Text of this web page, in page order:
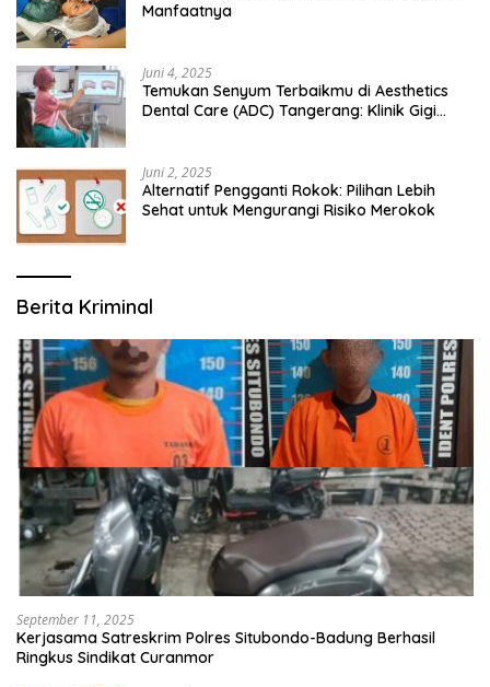
Manfaatnya
Juni 4, 2025
Temukan Senyum Terbaikmu di Aesthetics
Dental Care (ADC) Tangerang: Klinik Gigi
Juni 2, 2025
Alternatif Pengganti Rokok: Pilihan Lebih
Sehat untuk Mengurangi Risiko Merokok
Berita Kriminal
September 11, 2025
Kerjasama Satreskrim Polres Situbondo-Badung Berhasil
Ringkus Sindikat Curanmor